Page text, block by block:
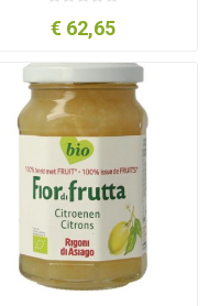
€ 62,65